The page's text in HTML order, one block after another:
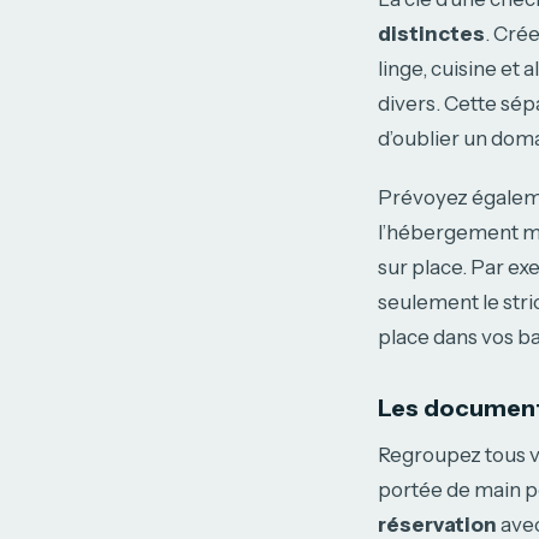
distinctes.
linge, cuisine et
divers. Cette
d’oublier un
Prévoyez
l’hébergement
sur place. Par
seulement le
place dans vos
Les
Regroupez tous
portée de main
réservation